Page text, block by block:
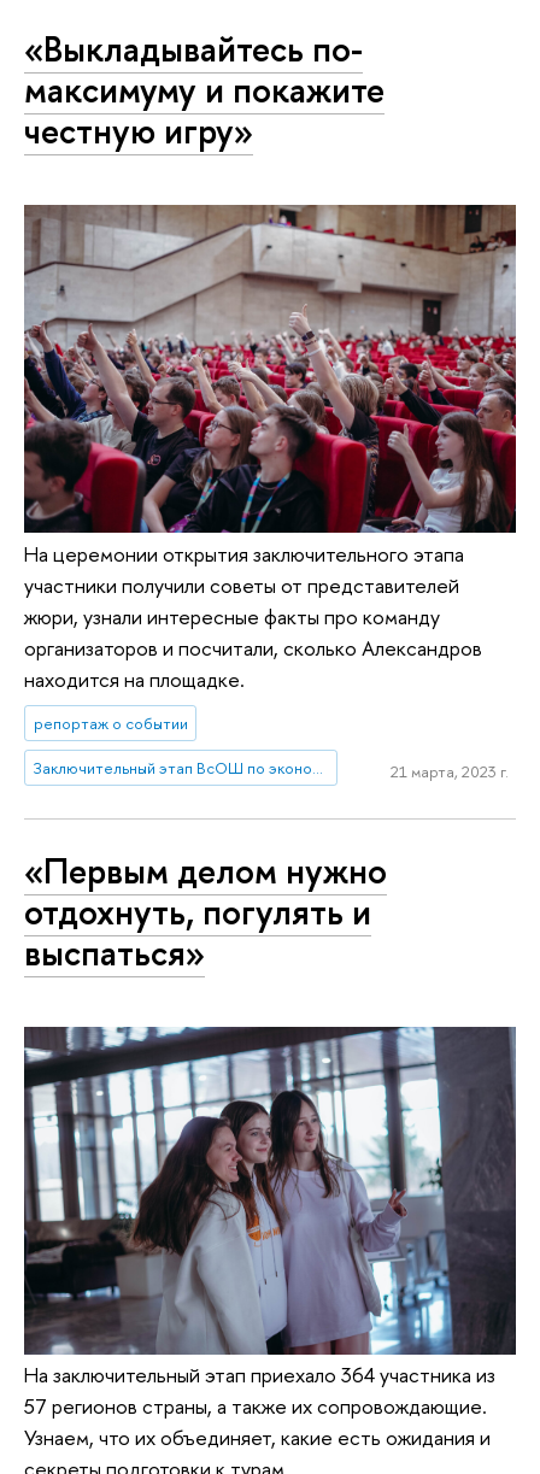
«Выкладывайтесь по-
максимуму и покажите
честную игру»
На церемонии открытия заключительного этапа
участники получили советы от представителей
жюри, узнали интересные факты про команду
организаторов и посчитали, сколько Александров
находится на площадке.
репортаж о событии
Заключительный этап ВсОШ по экономике 2023 – НИУ ВШЭ 21 марта, 2023 г.
«Первым делом нужно
отдохнуть, погулять и
выспаться»
На заключительный этап приехало 364 участника из
57 регионов страны, а также их сопровождающие.
Узнаем, что их объединяет, какие есть ожидания и